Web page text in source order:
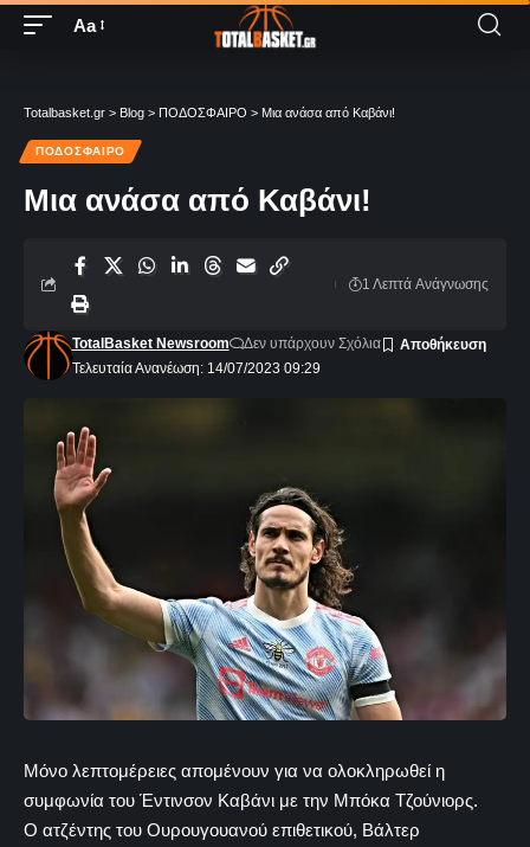
Aa
Totalbasket.gr > Blog > ΠΟΔΟΣΦΑΙΡΟ > Μια ανάσα από Καβάνι!
ΠΟΔΟΣΦΑΙΡΟ
Μια ανάσα από Καβάνι!
Τελευταία Ανανέωση: 14/07/2023 09:29
TotalBasket Newsroom Δεν υπάρχουν Σχόλια
1 Λεπτά Aνάγνωσης
Μόνο λεπτομέρειες απομένουν για να ολοκληρωθεί η
συμφωνία του Έντινσον Καβάνι με την Μπόκα Τζούνιορς.
Ο ατζέντης του Ουρουγουανού επιθετικού, Βάλτερ